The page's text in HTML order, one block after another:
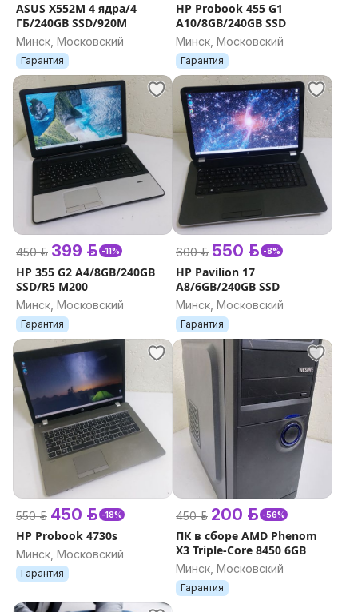
ASUS X552M 4 ядра/4
ГБ/240GB SSD/920M
Минск, Московский
Гарантия
HP Probook 455 G1
A10/8GB/240GB SSD
Минск, Московский
Гарантия
450 р. 399 р. -11%
HP 355 G2 A4/8GB/240GB
SSD/R5 M200
Минск, Московский
Гарантия
600 р. 550 р. -8%
HP Pavilion 17
A8/6GB/240GB SSD
Минск, Московский
Гарантия
550 р. 450 р. -18%
HP Probook 4730s
Минск, Московский
Гарантия
450 р. 200 р. -56%
ПК в сборе AMD Phenom
X3 Triple-Core 8450 6GB
Минск, Московский
Гарантия